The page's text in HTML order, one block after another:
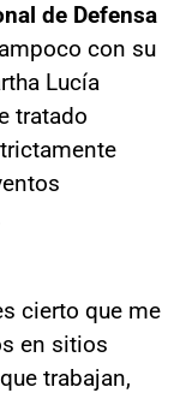
de Defensa
con su
Lucía
tratado
cierto que me
en sitios
trabajan,